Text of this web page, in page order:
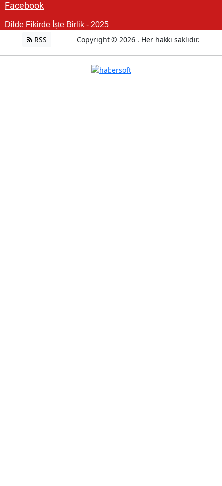
Facebook
Dilde Fikirde İşte Birlik - 2025
RSS Copyright © 2026 . Her hakkı saklıdır.